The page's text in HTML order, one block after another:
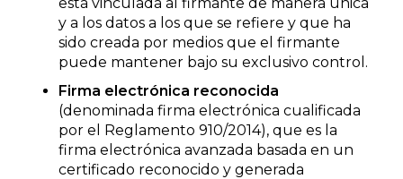
y a los datos a los que se refiere y que ha
sido creada por medios que el firmante
puede mantener bajo su exclusivo control.
Firma electrónica reconocida
(denominada firma electrónica cualificada
por el Reglamento 910/2014), que es la
firma electrónica avanzada basada en un
certificado reconocido y generada